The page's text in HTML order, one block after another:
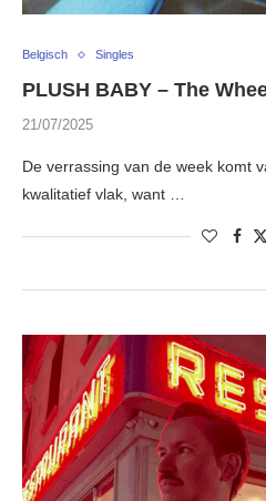
Belgisch Singles
PLUSH BABY – The
21/07/2025
De verrassing van de week komt
kwalitatief vlak, want …